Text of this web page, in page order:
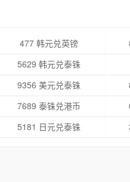
477 韩元兑英镑
5629 韩元兑泰铢
9356 美元兑泰铢
7689 泰铢兑港币
5181 日元兑泰铢